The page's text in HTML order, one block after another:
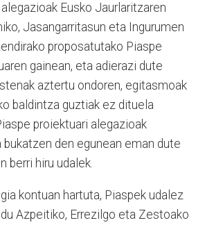
Eusko Jaurlaritzaren
Jasangarritasun eta Ingurumen
proposatutako Piaspe
gainean, eta adierazi dute
aztertu ondoren, egitasmoak
baldintza guztiak ez dituela
proiektuari alegazioak
den egunean eman dute
berri hiru udalek.
kontuan hartuta, Piaspek udalez
Azpeitiko, Errezilgo eta Zestoako